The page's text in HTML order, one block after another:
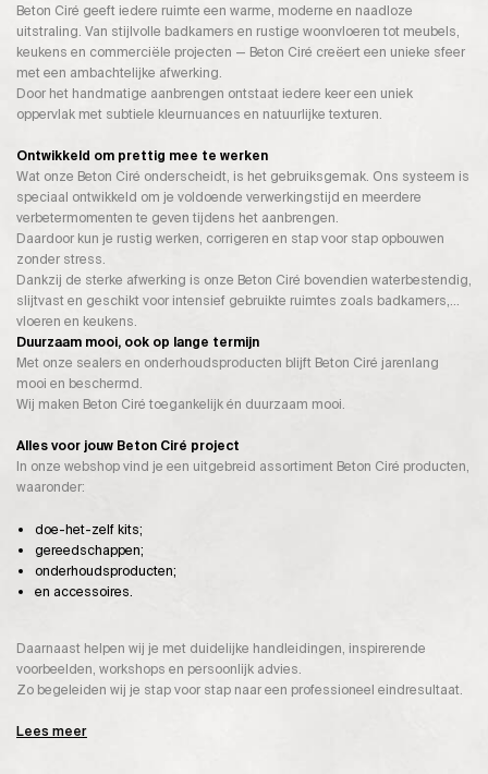
Beton Ciré geeft iedere ruimte een warme, moderne en naadloze
uitstraling. Van stijlvolle badkamers en rustige woonvloeren tot meubels,
keukens en commerciële projecten — Beton Ciré creëert een unieke sfeer
met een ambachtelijke afwerking.
Door het handmatige aanbrengen ontstaat iedere keer een uniek
oppervlak met subtiele kleurnuances en natuurlijke texturen.
Ontwikkeld om prettig mee te werken
Wat onze Beton Ciré onderscheidt, is het gebruiksgemak. Ons systeem is
speciaal ontwikkeld om je voldoende verwerkingstijd en meerdere
verbetermomenten te geven tijdens het aanbrengen.
Daardoor kun je rustig werken, corrigeren en stap voor stap opbouwen
zonder stress.
Dankzij de sterke afwerking is onze Beton Ciré bovendien waterbestendig,
slijtvast en geschikt voor intensief gebruikte ruimtes zoals badkamers,
vloeren en keukens.
Duurzaam mooi, ook op lange termijn
Met onze sealers en onderhoudsproducten blijft Beton Ciré jarenlang
mooi en beschermd.
Wij maken Beton Ciré toegankelijk én duurzaam mooi.
Alles voor jouw Beton Ciré project
In onze webshop vind je een uitgebreid assortiment Beton Ciré producten,
waaronder:
doe-het-zelf kits;
gereedschappen;
onderhoudsproducten;
en accessoires.
Daarnaast helpen wij je met duidelijke handleidingen, inspirerende
voorbeelden, workshops en persoonlijk advies.
Zo begeleiden wij je stap voor stap naar een professioneel eindresultaat.
Lees meer